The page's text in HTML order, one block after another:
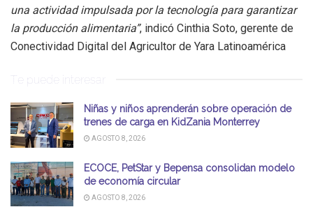
una actividad impulsada por la tecnología para garantizar
la producción alimentaria”, indicó Cinthia Soto, gerente de
Conectividad Digital del Agricultor de Yara Latinoamérica
Te puede interesar
Niñas y niños aprenderán sobre operación de
trenes de carga en KidZania Monterrey
AGOSTO 8, 2026
ECOCE, PetStar y Bepensa consolidan modelo
de economía circular
AGOSTO 8, 2026